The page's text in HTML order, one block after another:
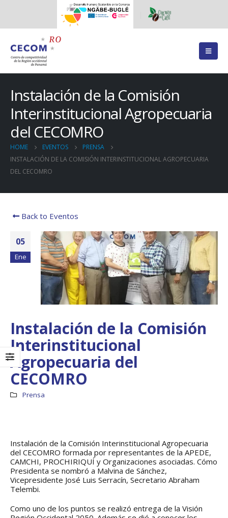
Instalación de la Comisión
Interinstitucional Agropecuaria
del CECOMRO
HOME EVENTOS
PRENSA
INSTALACIÓN DE LA COMISIÓN INTERINSTITUCIONAL AGROPECUARIA
DEL CECOMRO
Back to Eventos
05
Ene
Instalación de la Comisión
Interinstitucional
Agropecuaria del
CECOMRO
Prensa
Instalación de la Comisión Interinstitucional Agropecuaria
del CECOMRO formada por representantes de la APEDE,
CAMCHI, PROCHIRIQUÍ y Organizaciones asociadas. Cómo
Presidenta se nombró a Malvina de Sánchez,
Vicepresidente José Luis Serracín, Secretario Abraham
Telembi.
Como uno de los puntos se realizó entrega de la Visión
Boletín Informativo
No.1 – Soluciones
integración de
perspectivas
regionales en el Plan
Estratégico de Gobierno 2025-
2029
27 diciembre, 2024
Presentación de
Avances del proyecto
CECOMRO se
con el presidente
Raúl Mulino
6 septiembre, 2024
Lideresas para
Fortalecimiento